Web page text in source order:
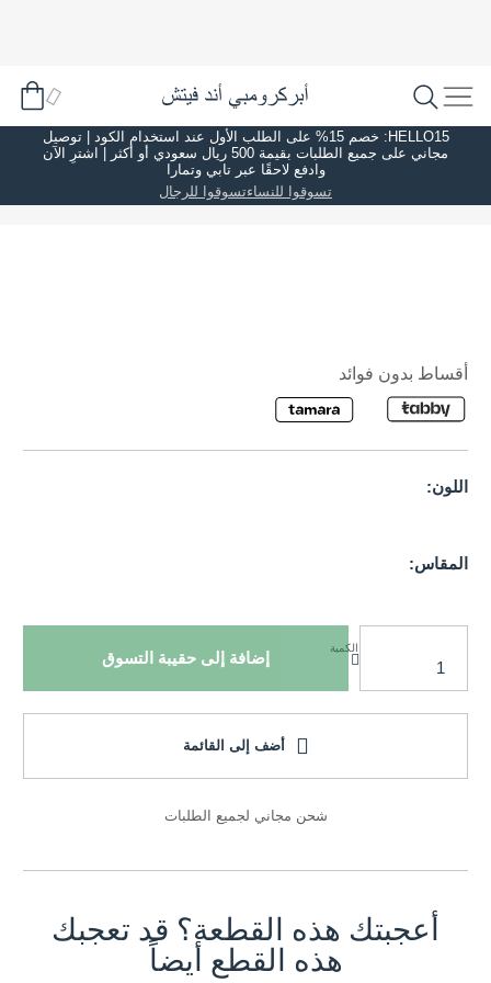
HELLO15: خصم 15% على الطلب الأول عند استخدام الكود | توصيل
مجاني على جميع الطلبات بقيمة 500 ريال سعودي أو أكثر | اشترِ الآن
وادفع لاحقًا عبر تابي وتمارا
تسوقوا للنساءتسوقوا للرجال
أقساط بدون فوائد
اللون:
المقاس:
الكمية
إضافة إلى حقيبة التسوق
أضف إلى القائمة
شحن مجاني لجميع الطلبات
أعجبتك هذه القطعة؟ قد تعجبك
هذه القطع أيضاً